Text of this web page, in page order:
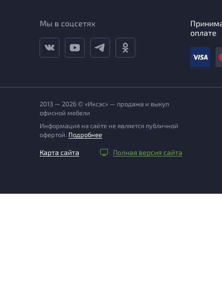
Мы в соцсетях
оплате
2013 — 2026 © «Иксэс» — продажа и выкуп
офисной мебели
Информация на сайте не является публичной
офертой. Подробнее
Карта сайта Полная версия сайта